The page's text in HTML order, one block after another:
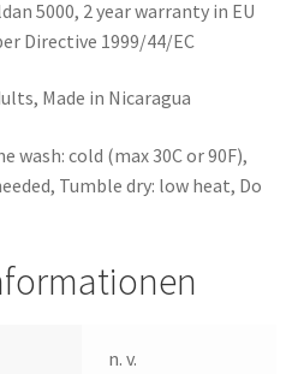
5000, 2 year warranty in EU
Directive 1999/44/EC
Made in Nicaragua
wash: cold (max 30C or 90F),
Tumble dry: low heat, Do
n. v.